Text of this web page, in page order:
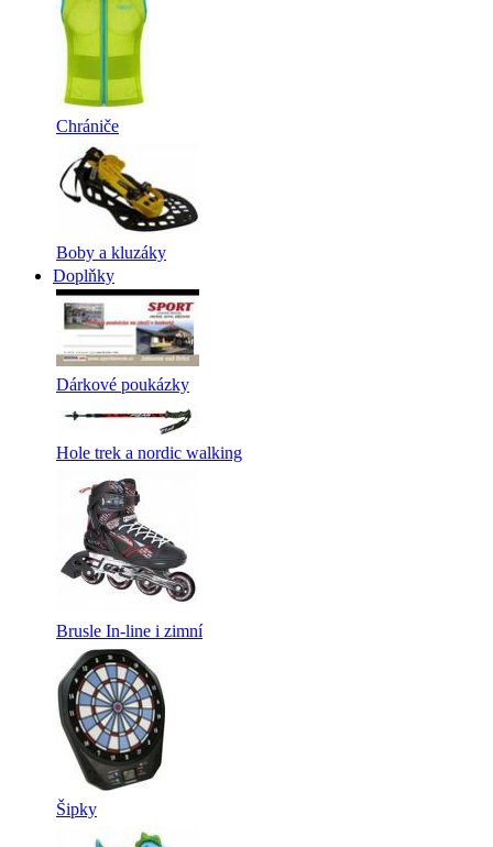
Chrániče
Boby a kluzáky
Doplňky
Dárkové poukázky
Hole trek a nordic walking
Brusle In-line i zimní
Šipky